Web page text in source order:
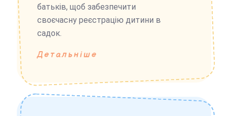
батьків, щоб забезпечити
своєчасну реєстрацію дитини в
садок.
Детальніше